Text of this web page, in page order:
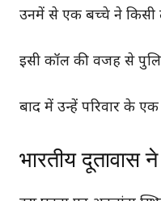
उनमें से एक बच्चे ने किसी
इसी कॉल की वजह से
बाद में उन्हें परिवार के एक
भारतीय दूतावास